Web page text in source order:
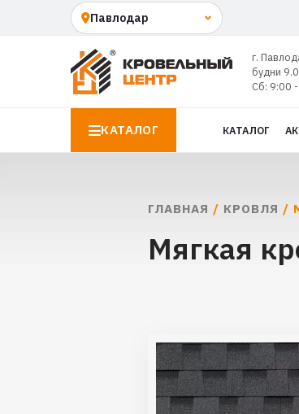
г.
будни
Сб: 9:00
КАТАЛОГ КАТАЛОГ
ГЛАВНАЯ / КРОВЛЯ /
Мягкая